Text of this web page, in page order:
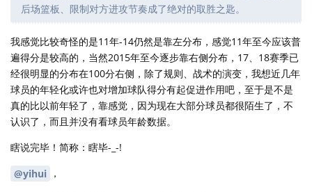
后场篮板、限制对方进攻节奏成了绝对的取胜之匙。
我感觉比较奇怪的是11年-14仍然是靠左分布，感觉11年至今应该普
遍得分是较高的，当然2015年至今逐步靠右侧分布，17、18赛季已
经很明显的分布在100分右侧，除了规则、战术的演变，我想近几年
球员的年轻化或许也对增加球队得分有起促进作用吧，至于是不是
真的比以前年轻了，靠感觉，因为现在大部分球员都很陌生了，不
认识了，而且并没有看球员年龄数据。
瞎说完毕！简称：瞎毕-_-!
@yihui ，